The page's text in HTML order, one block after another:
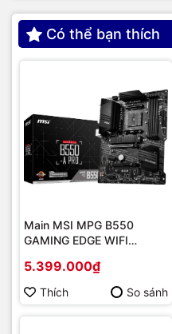
Có thể bạn thích
Main MSI MPG B550
GAMING EDGE WIFI
Socket AM4/ VGA
onboard)
5.399.000₫
Thích So sánh